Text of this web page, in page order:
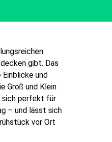
gibt. Das
und
Groß und Klein
sich perfekt für
– und lässt sich
vor Ort